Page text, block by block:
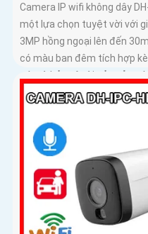
Camera IP wifi không dây
một lựa chọn tuyệt vời với
3MP hồng ngoại lên đến
có màu ban đêm tích hợp
sát và bảo vệ tài sản của
đình.